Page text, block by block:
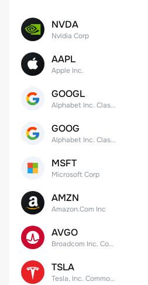
NVDA
Nvidia Corp
AAPL
Apple Inc.
GOOGL
Alphabet Inc. Class A Common Stock
GOOG
Alphabet Inc. Class C Capital Stock
MSFT
Microsoft Corp
AMZN
Amazon.Com Inc
AVGO
Broadcom Inc. Common Stock
TSLA
Tesla, Inc. Common Stock